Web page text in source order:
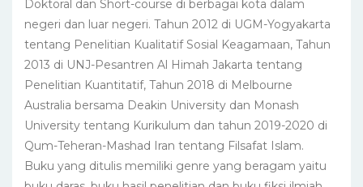
Doktoral dan Short-course di berbagai kota dalam
negeri dan luar negeri. Tahun 2012 di UGM-Yogyakarta
tentang Penelitian Kualitatif Sosial Keagamaan, Tahun
2013 di UNJ-Pesantren Al Himah Jakarta tentang
Penelitian Kuantitatif, Tahun 2018 di Melbourne
Australia bersama Deakin University dan Monash
University tentang Kurikulum dan tahun 2019-2020 di
Qum-Teheran-Mashad Iran tentang Filsafat Islam.
Buku yang ditulis memiliki genre yang beragam yaitu